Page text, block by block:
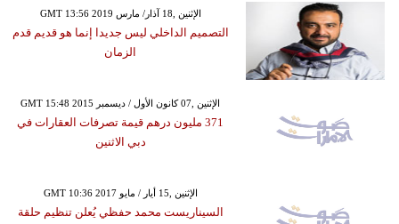
GMT 13:56 2019 الإثنين ,18 آذار/ مارس
التصميم الداخلي ليس جديدا إنما هو قديم قدم
الزمان
GMT 15:48 2015 الإثنين ,07 كانون الأول / ديسمبر
371 مليون درهم قيمة تصرفات العقارات في
دبي الاثنين
GMT 10:36 2017 الإثنين ,15 أيار / مايو
السيناريست محمد حفظي يُعلن تنظيم حلقة